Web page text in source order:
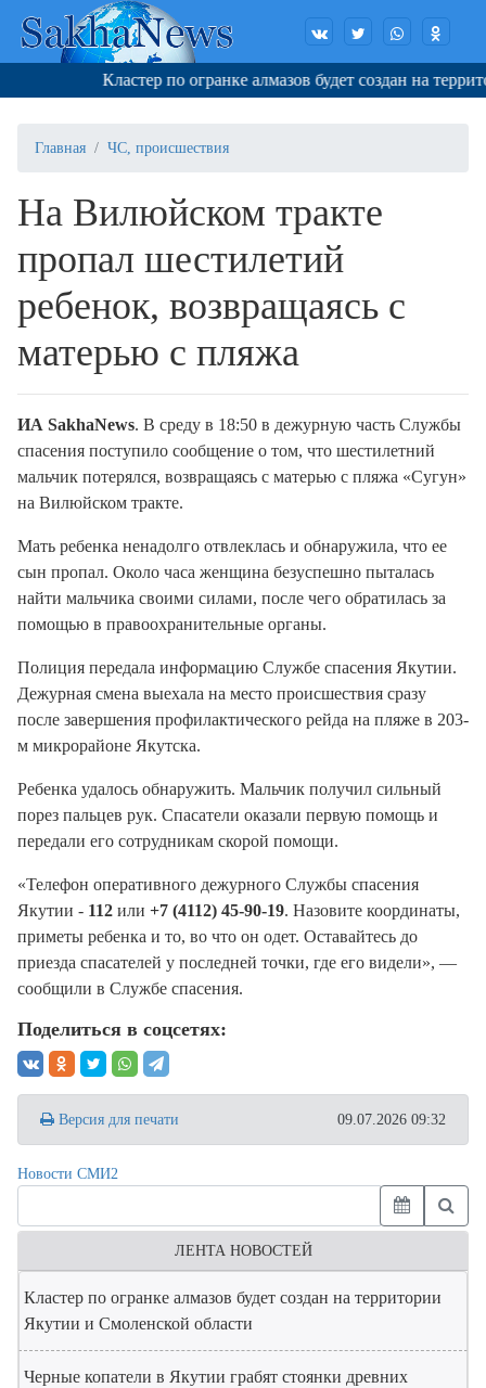
Кластер по огранке алмазов будет создан на
Главная ЧС, происшествия
На Вилюйском тракте
пропал шестилетий
ребенок, возвращаясь с
матерью с пляжа
ИА SakhaNews. В среду в 18:50 в дежурную часть Службы
спасения поступило сообщение о том, что шестилетний
мальчик потерялся, возвращаясь с матерью с пляжа «Сугун»
на Вилюйском тракте.
Мать ребенка ненадолго отвлеклась и обнаружила, что ее
сын пропал. Около часа женщина безуспешно пыталась
найти мальчика своими силами, после чего обратилась за
помощью в правоохранительные органы.
Полиция передала информацию Службе спасения Якутии.
Дежурная смена выехала на место происшествия сразу
после завершения профилактического рейда на пляже в 203-
м микрорайоне Якутска.
Ребенка удалось обнаружить. Мальчик получил сильный
порез пальцев рук. Спасатели оказали первую помощь и
передали его сотрудникам скорой помощи.
«Телефон оперативного дежурного Службы спасения
Якутии - 112 или +7 (4112) 45-90-19. Назовите координаты,
приметы ребенка и то, во что он одет. Оставайтесь до
приезда спасателей у последней точки, где его видели», —
сообщили в Службе спасения.
Поделиться в соцсетях:
Версия для печати 09.07.2026 09:32
Новости СМИ2
ЛЕНТА НОВОСТЕЙ
Кластер по огранке алмазов будет создан на территории
Якутии и Смоленской области
Черные копатели в Якутии грабят стоянки древних